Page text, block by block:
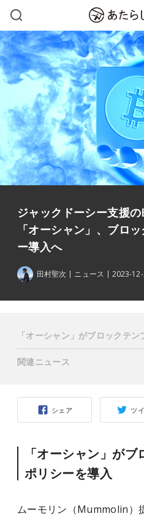
ジャックドーシー支援
「オーシャン」、ブロ
ー導入へ
田村聖次 ニュース 2023-
シェア ツ
「オーシャン」が
ポリシーを導入
ムーモリン（Mummolin）
「オーシャン」がブロックテ
関連ニュース